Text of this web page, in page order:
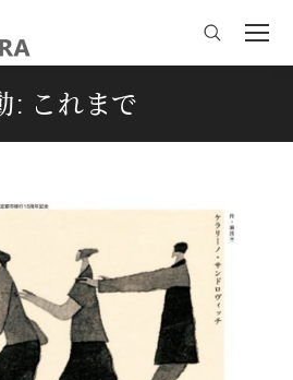
Search:
: これまで